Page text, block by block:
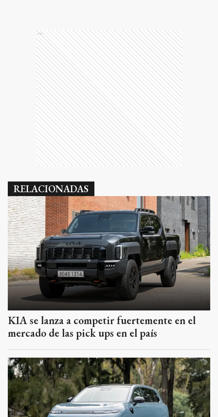
Ads
RELACIONADAS
KIA se lanza a competir fuertemente en el
mercado de las pick ups en el país